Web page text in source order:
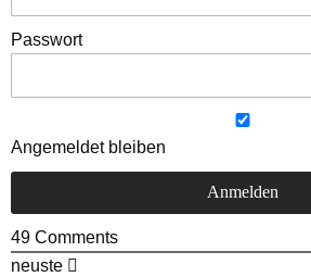
Passwort
Angemeldet bleiben
49 Comments
neuste